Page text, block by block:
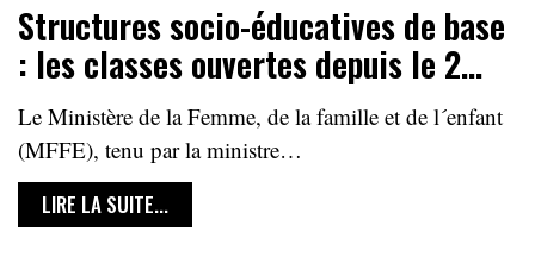
Structures socio-éducatives de base
: les classes ouvertes depuis le 2…
Le Ministère de la Femme, de la famille et de l´enfant
(MFFE), tenu par la ministre…
LIRE LA SUITE...